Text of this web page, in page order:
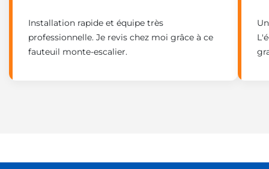
Installation rapide et équipe très
professionnelle. Je revis chez moi grâce à ce
fauteuil monte-escalier.